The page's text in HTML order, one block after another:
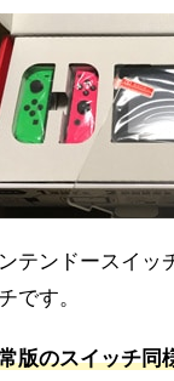
テンドースイッ
です。
版のスイッチ同